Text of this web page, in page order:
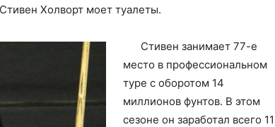
Холворт моет туалеты.
Стивен занимает 77-е
место в профессиональном
туре с оборотом 14
миллионов фунтов. В этом
сезоне он заработал всего 11